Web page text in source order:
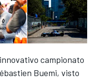
campionato
Buemi, visto